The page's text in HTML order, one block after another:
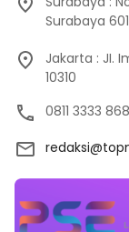
Surabaya
Jakarta : JI.
10310
0811 3333